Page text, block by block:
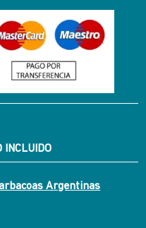
INCLUIDO
Argentinas